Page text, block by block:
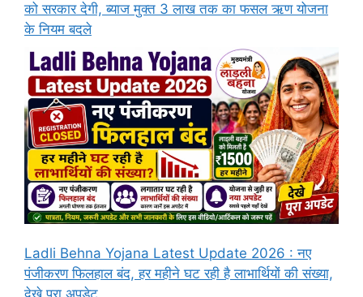
को सरकार देगी, ब्याज मुक्त 3 लाख तक का फसल ऋण योजना
के नियम बदले
Ladli Behna Yojana Latest Update 2026 : नए
पंजीकरण फिलहाल बंद, हर महीने घट रही है लाभार्थियों की संख्या,
देखे पूरा अपडेट